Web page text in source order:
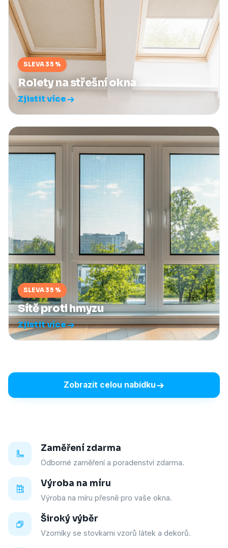
SLEVA 35 %
Rolety na střešní okna
Zjistit více
SLEVA 35 %
Sítě proti hmyzu
Zjistit více
Zobrazit celou nabídku
Zaměření zdarma
Odborné zaměření a poradenství zdarma.
Výroba na míru
Výroba na míru přesně pro vaše okna.
Široký výběr
Vzorníky se stovkami vzorů látek a dekorů.